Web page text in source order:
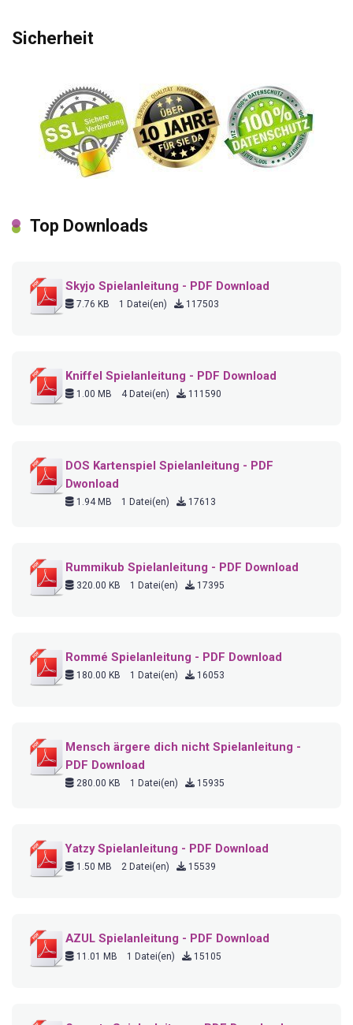
Sicherheit
Top Downloads
Skyjo Spielanleitung - PDF Download
7.76 KB 1 Datei(en) 117503
Kniffel Spielanleitung - PDF Download
1.00 MB 4 Datei(en) 111590
DOS Kartenspiel Spielanleitung - PDF
Dwonload
1.94 MB 1 Datei(en) 17613
Rummikub Spielanleitung - PDF Download
320.00 KB 1 Datei(en) 17395
Rommé Spielanleitung - PDF Download
180.00 KB 1 Datei(en) 16053
Mensch ärgere dich nicht Spielanleitung -
PDF Download
280.00 KB 1 Datei(en) 15935
Yatzy Spielanleitung - PDF Download
1.50 MB 2 Datei(en) 15539
AZUL Spielanleitung - PDF Download
11.01 MB 1 Datei(en) 15105